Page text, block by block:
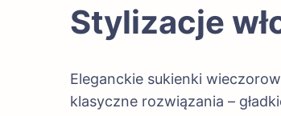
Stylizacje
Eleganckie sukienki
klasyczne rozwiązania –